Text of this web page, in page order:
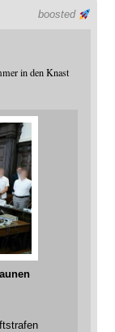
boosted
in den Knast